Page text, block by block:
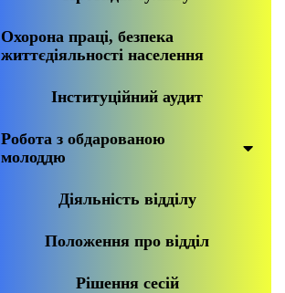
Охорона праці, безпека
життєдіяльності населення
Інституційний аудит
Робота з обдарованою
молоддю
Діяльність відділу
Положення про відділ
Рішення сесій